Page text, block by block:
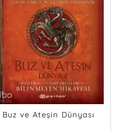
Buz ve Ateşin Dünyası